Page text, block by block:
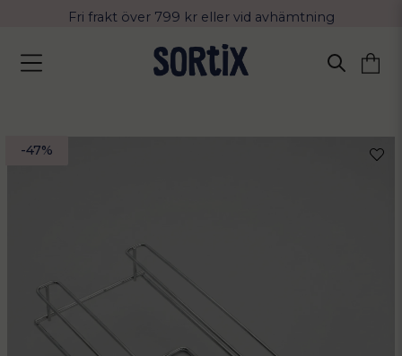
Fri frakt över 799 kr eller vid avhämtning
Leverans 2-4 arbetsdagar med Postnord
-47%